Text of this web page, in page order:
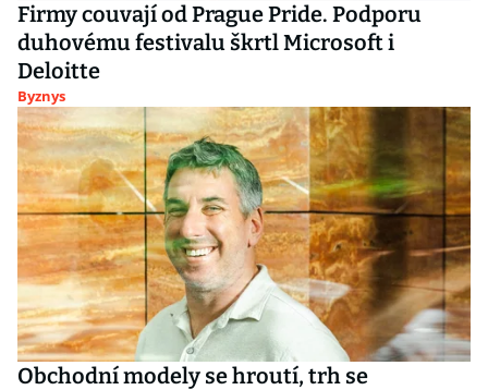
Firmy couvají od Prague Pride. Podporu
duhovému festivalu škrtl Microsoft i
Deloitte
Byznys
Obchodní modely se hroutí, trh se